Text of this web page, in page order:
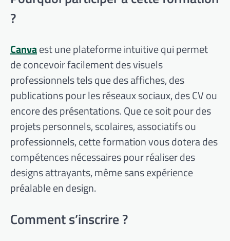
?
Canvaest une plateforme intuitive qui permet
de concevoir facilement des visuels
professionnels tels que des affiches, des
publications pour les réseaux sociaux, des CV ou
encore des présentations. Que ce soit pour des
projets personnels, scolaires, associatifs ou
professionnels, cette formation vous dotera des
compétences nécessaires pour réaliser des
designs attrayants, même sans expérience
préalable en design.
Comment s’inscrire ?